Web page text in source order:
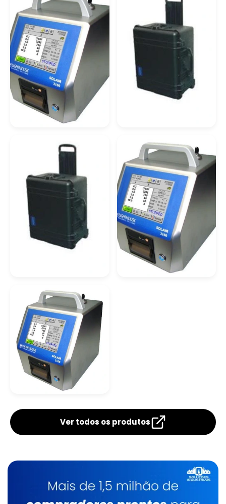
Partículas Para
Partículas Hydac
Contador De
Partículas Parker
Partículas
Ver todos os produtos